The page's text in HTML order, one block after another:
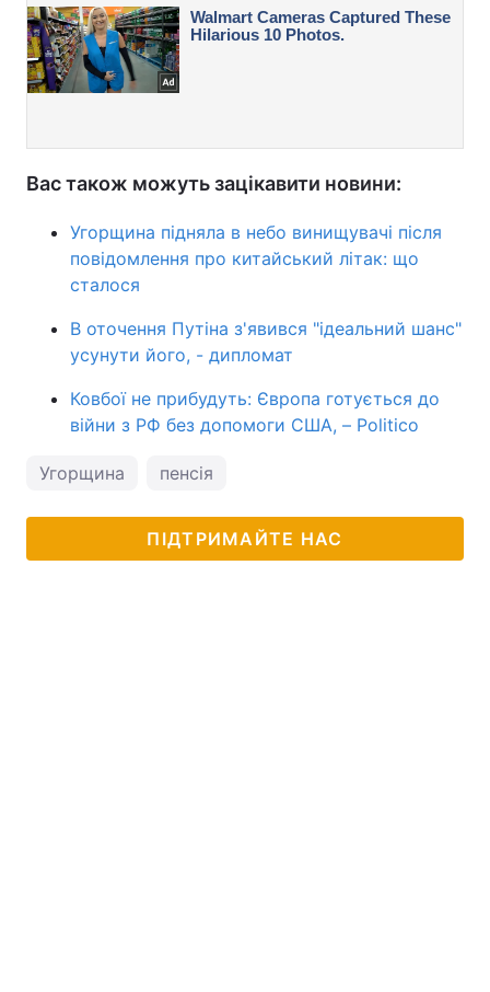
Вас також можуть зацікавити новини:
Угорщина підняла в небо винищувачі після
повідомлення про китайський літак: що
сталося
В оточення Путіна з'явився "ідеальний шанс"
усунути його, - дипломат
Ковбої не прибудуть: Європа готується до
війни з РФ без допомоги США, – Politico
Угорщина пенсія
ПІДТРИМАЙТЕ НАС